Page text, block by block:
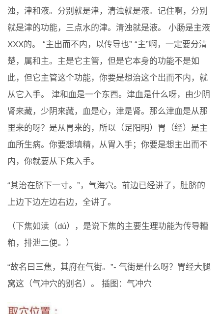
浊，津和液。分别就是津，清浊就是液。记住啊，分别
就是津的功能，三点水的津。清浊就是液。 小肠是主液
XXX的。 “主出而不内，以传导也” “主”啊，一定要分清
楚，属和主。主是它主管，但是它本身的功能不是如
此，但它主管这个功能，你要是想治这个出而不内，就
从它入手。 津和血是一个东西。津血是什么呀，由少阴
肾来藏，少阴来藏，血是心，津是肾。那么津血是从那
里来的呀？是从胃来的，所以（足阳明）胃（经）是主
血所生病。你要想填精，从胃入手；你要是想主出而不
内，你就要从下焦入手。
“其治在脐下一寸。”，气海穴。前边已经讲了，肚脐的
上边下边左边右边，全讲了。
（下焦如渎（dú），是说下焦的主要生理功能为传导糟
粕，排泄二便。）
“故名曰三焦，其府在气街。”- 气街是什么呀？胃经大腿
窝这（气冲穴的别名）。 插图：气冲穴